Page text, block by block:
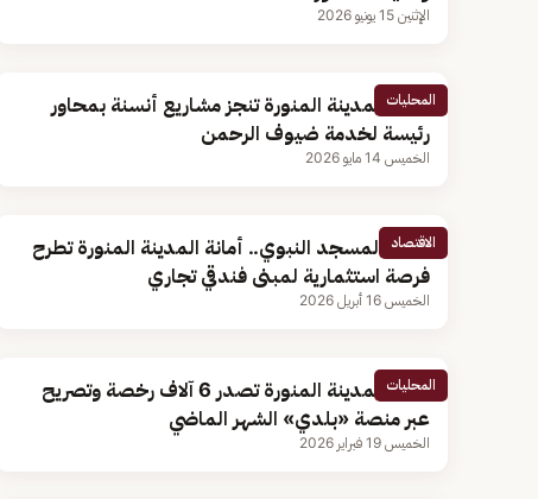
الإثنين 15 يونيو 2026
المحليات
أمانة المدينة المنورة تنجز مشاريع أنسنة بمحاور
رئيسة لخدمة ضيوف الرحمن
الخميس 14 مايو 2026
الاقتصاد
بجوار المسجد النبوي.. أمانة المدينة المنورة تطرح
فرصة استثمارية لمبنى فندقي تجاري
الخميس 16 أبريل 2026
المحليات
أمانة المدينة المنورة تصدر 6 آلاف رخصة وتصريح
عبر منصة «بلدي» الشهر الماضي
الخميس 19 فبراير 2026